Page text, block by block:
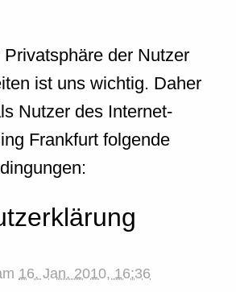
der Nutzer
ist uns wichtig. Daher
Nutzer des Internet-
Frankfurt folgende
16. Jan. 2010, 16:36